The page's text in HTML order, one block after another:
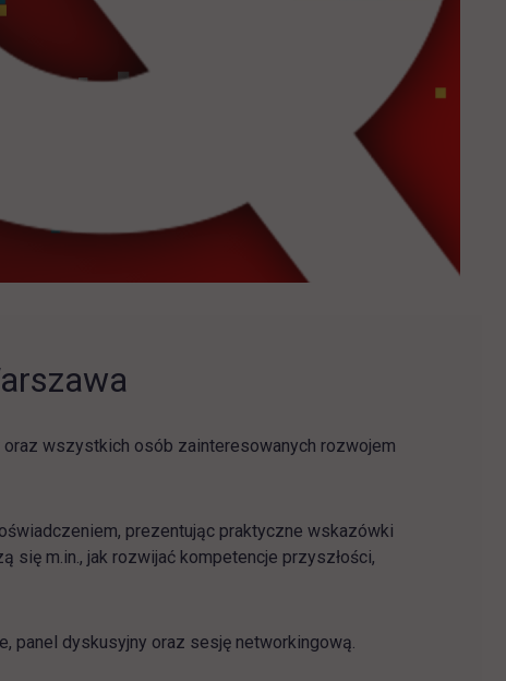
wszystkich osób zainteresowanych rozwojem
prezentując praktyczne wskazówki
m.in., jak rozwijać kompetencje przyszłości,
panel dyskusyjny oraz sesję networkingową.